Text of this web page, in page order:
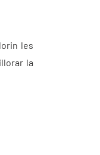
les
la